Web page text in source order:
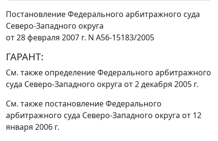
Постановление Федерального арбитражного суда
Северо-Западного округа
от 28 февраля 2007 г. N А56-15183/2005
ГАРАНТ:
См. также определение Федерального арбитражного
суда Северо-Западного округа от 2 декабря 2005 г.
См. также постановление Федерального
арбитражного суда Северо-Западного округа от 12
января 2006 г.